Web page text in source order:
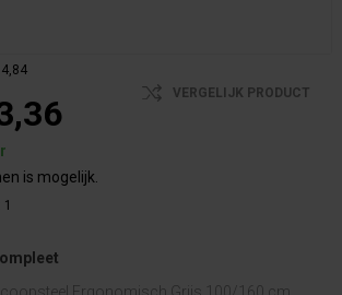
VERGELIJK PRODUCT
is mogelijk.
1
Ergonomisch Grijs 100/160 cm